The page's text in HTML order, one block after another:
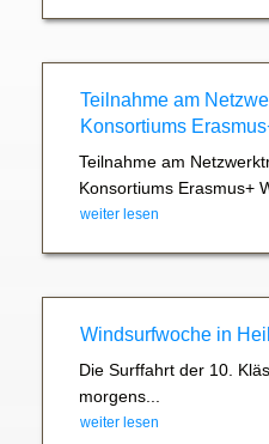
Teilnahme am
Konsortiums
Teilnahme am
Konsortiums Erasmus+
weiter lesen
Windsurfwoche in
Die Surffahrt der 10.
morgens...
weiter lesen